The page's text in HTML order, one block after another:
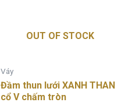
OUT OF STOCK
Váy
Đầm thun lưới XANH THAN
cổ V chấm tròn